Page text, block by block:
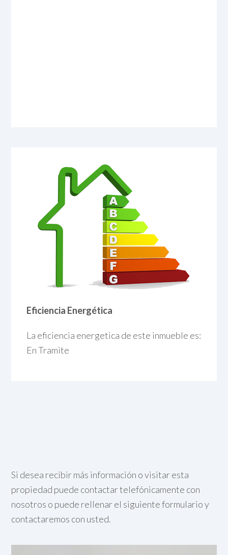
Eficiencia Energética
La eficiencia energetica de este inmueble es:
En Tramite
Si desea recibir más información o visitar esta
propiedad puede contactar telefónicamente con
nosotros o puede rellenar el siguiente formulario y
contactaremos con usted.